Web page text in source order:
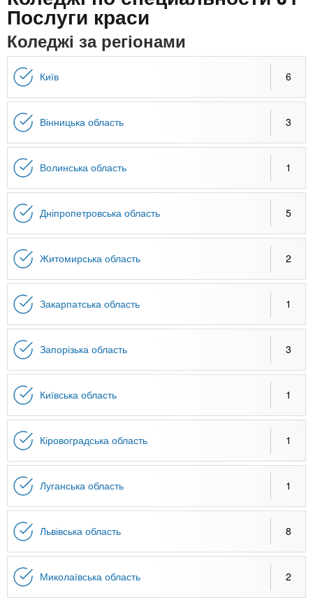
n
t
s
.
i
n
f
o
и
х
з
л
д
в
Онлайн курси
Послуги краси
Коледжі за регіонами
Київ 6
Вінницька область 3
Волинська область 1
Дніпропетровська область 5
Житомирська область 2
Закарпатська область 1
Запорізька область 3
Київська область 1
Кіровоградська область 1
Луганська область 1
Львівська область 8
Миколаївська область 2